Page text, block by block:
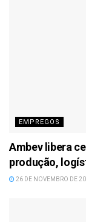
EMPREGOS
Ambev libera
produção,
26 DE NOVEMBRO DE